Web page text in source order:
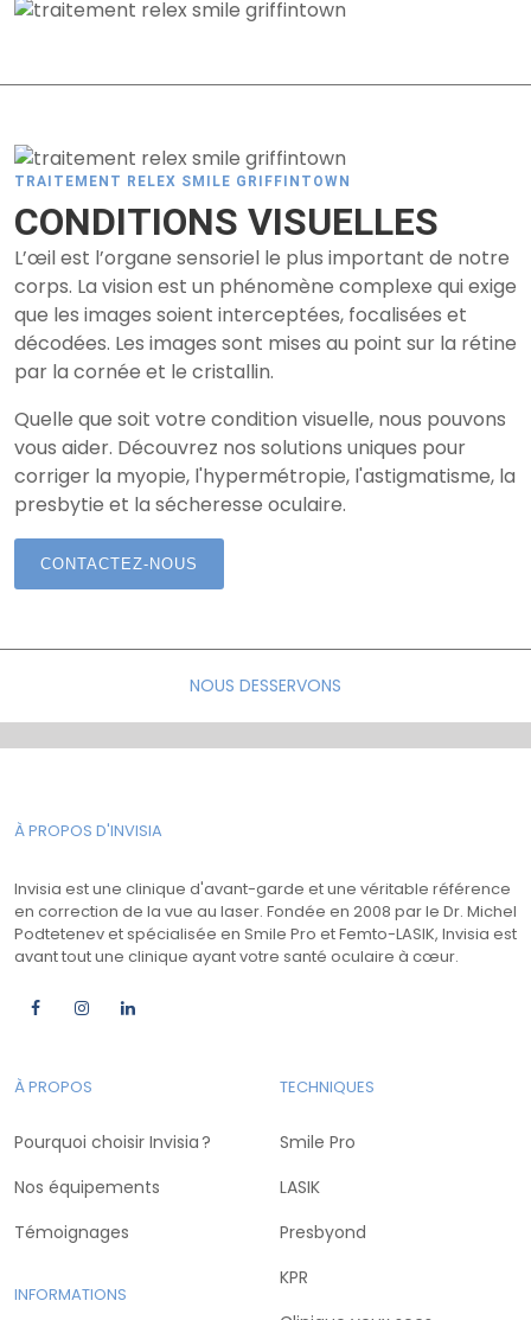
TRAITEMENT RELEX SMILE GRIFFINTOWN
CONDITIONS VISUELLES
L’œil est l’organe sensoriel le plus important de notre
corps. La vision est un phénomène complexe qui exige
que les images soient interceptées, focalisées et
décodées. Les images sont mises au point sur la rétine
par la cornée et le cristallin.
Quelle que soit votre condition visuelle, nous pouvons
vous aider. Découvrez nos solutions uniques pour
corriger la myopie, l'hypermétropie, l'astigmatisme, la
presbytie et la sécheresse oculaire.
CONTACTEZ-NOUS
NOUS DESSERVONS
À PROPOS D'INVISIA
Invisia est une clinique d'avant-garde et une véritable référence
en correction de la vue au laser. Fondée en 2008 par le Dr. Michel
Podtetenev et spécialisée en Smile Pro et Femto-LASIK, Invisia est
avant tout une clinique ayant votre santé oculaire à cœur.
À PROPOS
Pourquoi choisir Invisia ?
Nos équipements
Témoignages
INFORMATIONS
TECHNIQUES
Smile Pro
LASIK
Presbyond
KPR